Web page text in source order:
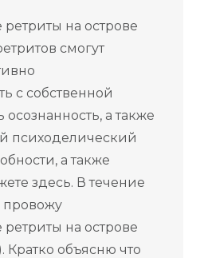
на острове
смогут
с собственной
а также
психоделический
а также
здесь. В течение
провожу
на острове
объясню что